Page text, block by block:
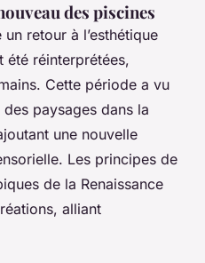
des piscines
un retour à l’esthétique
été réinterprétées,
Cette période a vu
des paysages dans la
une nouvelle
Les principes de
de la Renaissance
alliant